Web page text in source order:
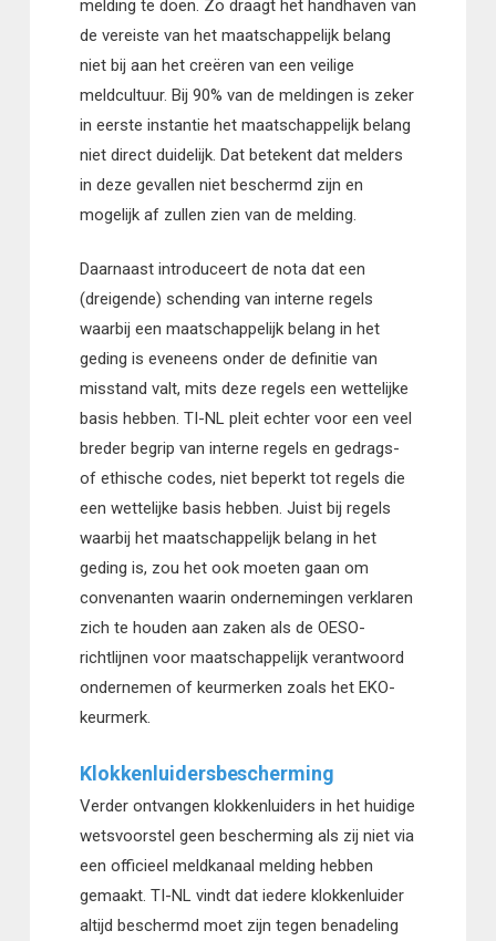
melding te doen. Zo draagt het handhaven van
de vereiste van het maatschappelijk belang
niet bij aan het creëren van een veilige
meldcultuur. Bij 90% van de meldingen is zeker
in eerste instantie het maatschappelijk belang
niet direct duidelijk. Dat betekent dat melders
in deze gevallen niet beschermd zijn en
mogelijk af zullen zien van de melding.
Daarnaast introduceert de nota dat een
(dreigende) schending van interne regels
waarbij een maatschappelijk belang in het
geding is eveneens onder de definitie van
misstand valt, mits deze regels een wettelijke
basis hebben. TI-NL pleit echter voor een veel
breder begrip van interne regels en gedrags-
of ethische codes, niet beperkt tot regels die
een wettelijke basis hebben. Juist bij regels
waarbij het maatschappelijk belang in het
geding is, zou het ook moeten gaan om
convenanten waarin ondernemingen verklaren
zich te houden aan zaken als de OESO-
richtlijnen voor maatschappelijk verantwoord
ondernemen of keurmerken zoals het EKO-
keurmerk.
Klokkenluidersbescherming
Verder ontvangen klokkenluiders in het huidige
wetsvoorstel geen bescherming als zij niet via
een officieel meldkanaal melding hebben
gemaakt. TI-NL vindt dat iedere klokkenluider
altijd beschermd moet zijn tegen benadeling